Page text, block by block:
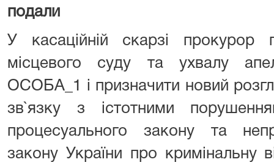
подали
У касаційній скарзі прокурор
місцевого суду та ухвалу
ОСОБА_1 і призначити новий
зв`язку з істотними
процесуального закону та
закону України про кримінальну